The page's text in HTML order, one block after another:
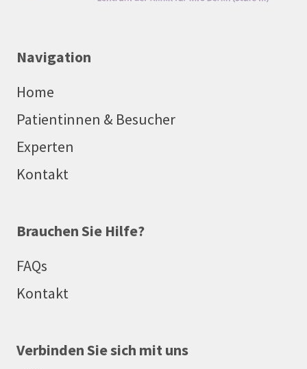
Navigation
Home
Patientinnen & Besucher
Experten
Kontakt
Brauchen Sie Hilfe?
FAQs
Kontakt
Verbinden Sie sich mit uns